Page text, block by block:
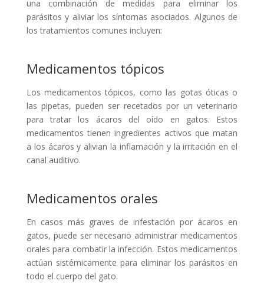
una combinación de medidas para eliminar los
parásitos y aliviar los síntomas asociados. Algunos de
los tratamientos comunes incluyen:
Medicamentos tópicos
Los medicamentos tópicos, como las gotas óticas o
las pipetas, pueden ser recetados por un veterinario
para tratar los ácaros del oído en gatos. Estos
medicamentos tienen ingredientes activos que matan
a los ácaros y alivian la inflamación y la irritación en el
canal auditivo.
Medicamentos orales
En casos más graves de infestación por ácaros en
gatos, puede ser necesario administrar medicamentos
orales para combatir la infección. Estos medicamentos
actúan sistémicamente para eliminar los parásitos en
todo el cuerpo del gato.